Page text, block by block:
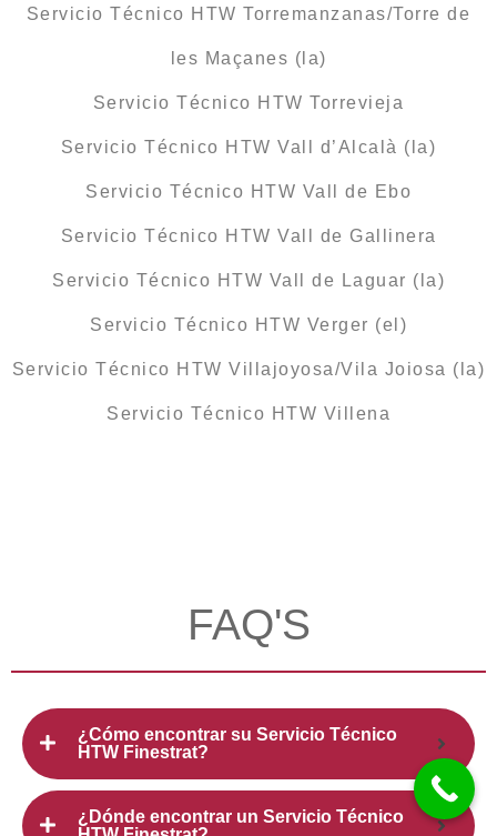
Servicio Técnico HTW Torremanzanas/Torre de
les Maçanes (la)
Servicio Técnico HTW Torrevieja
Servicio Técnico HTW Vall d’Alcalà (la)
Servicio Técnico HTW Vall de Ebo
Servicio Técnico HTW Vall de Gallinera
Servicio Técnico HTW Vall de Laguar (la)
Servicio Técnico HTW Verger (el)
Servicio Técnico HTW Villajoyosa/Vila Joiosa (la)
Servicio Técnico HTW Villena
FAQ'S
¿Cómo encontrar su Servicio Técnico
HTW Finestrat?
¿Dónde encontrar un Servicio Técnico